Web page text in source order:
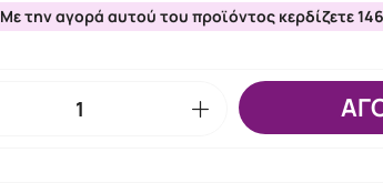
Με την αγορά αυτού του προϊόντος κερδίζετε